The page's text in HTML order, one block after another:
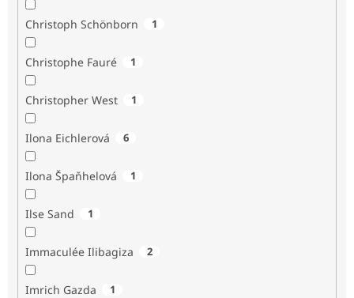
Christoph Schönborn 1
Christophe Fauré 1
Christopher West 1
Ilona Eichlerová 6
Ilona Špaňhelová 1
Ilse Sand 1
Immaculée Ilibagiza 2
Imrich Gazda 1